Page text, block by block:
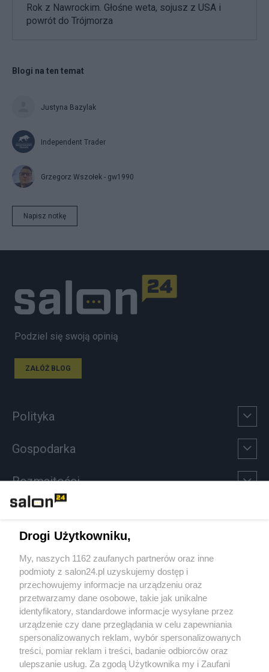
Rok z Nawrockim. Głośne weta, sojusz z USA i
powrót do Trójmorza
Blogi na ten temat
Justyna Bazylak
Independent Trader
Grzegorz Wszołek - gw1990
Napisz notkę
Podziel się swoją opinią
ZAŁÓŻ BLOG
Polityka
Gospodarka
Rozmaitości
Sport
Społeczeństwo
Kultura
X Facebook Instagram Youtube
Drogi Użytkowniku,
My, naszych 1162 zaufanych partnerów oraz inne
podmioty z salon24.pl uzyskujemy dostęp i
przechowujemy informacje na urządzeniu oraz
przetwarzamy dane osobowe, takie jak unikalne
identyfikatory, standardowe informacje wysyłane przez
urządzenie czy dane przeglądania w celu zapewniania
spersonalizowanych reklam, wybór spersonalizowanych
treści, pomiar reklam i treści, badanie odbiorców oraz
ulepszanie usług. Za zgodą Użytkownika my i Zaufani